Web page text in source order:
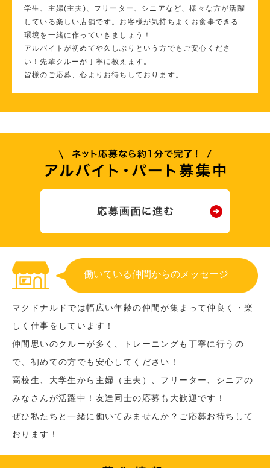
学生、主婦(主夫)、フリーター、シニアなど、様々な方が活躍
している楽しい店舗です。お客様が気持ちよくお食事できる
環境を一緒に作っていきましょう！
アルバイトが初めてや久しぶりという方でもご安心くださ
い！先輩クルーが丁寧に教えます。
皆様のご応募、心よりお待ちしております。
働いている仲間からのメッセージ
マクドナルドでは幅広い年齢の仲間が集まって仲良く・楽
しく仕事をしています！
仲間思いのクルーが多く、トレーニングも丁寧に行うの
で、初めての方でも安心してください！
高校生、大学生から主婦（主夫）、フリーター、シニアの
みなさんが活躍中！友達同士の応募も大歓迎です！
ぜひ私たちと一緒に働いてみませんか？ご応募お待ちして
おります！